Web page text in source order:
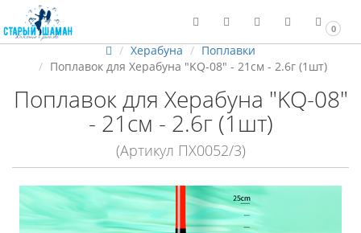
0
Херабуна
Поплавки
Поплавок для Херабуна "KQ-08" - 21см - 2.6г (1шт)
Поплавок для Херабуна "KQ-08"
- 21см - 2.6г (1шт)
(Артикул ПХ0052/3)